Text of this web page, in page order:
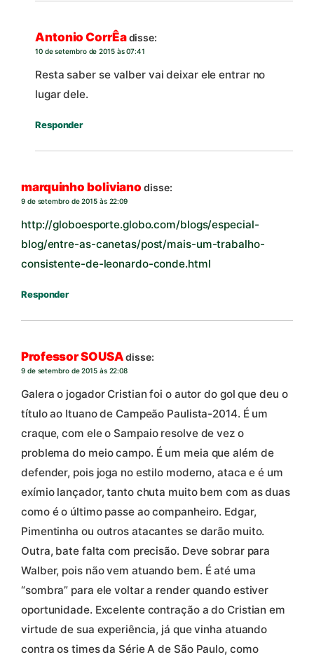
Antonio CorrÊadisse:
10 de setembro de 2015 às 07:41
Resta saber se valber vai deixar ele entrar no
lugar dele.
Responder
marquinho boliviano disse:
9 de setembro de 2015 às 22:09
http://globoesporte.globo.com/blogs/especial-
blog/entre-as-canetas/post/mais-um-trabalho-
consistente-de-leonardo-conde.html
Responder
Professor SOUSA disse:
9 de setembro de 2015 às 22:08
Galera o jogador Cristian foi o autor do gol que deu o
título ao Ituano de Campeão Paulista-2014. É um
craque, com ele o Sampaio resolve de vez o
problema do meio campo. É um meia que além de
defender, pois joga no estilo moderno, ataca e é um
exímio lançador, tanto chuta muito bem com as duas
como é o último passe ao companheiro. Edgar,
Pimentinha ou outros atacantes se darão muito.
Outra, bate falta com precisão. Deve sobrar para
Walber, pois não vem atuando bem. É até uma
“sombra” para ele voltar a render quando estiver
oportunidade. Excelente contração a do Cristian em
virtude de sua experiência, já que vinha atuando
contra os times da Série A de São Paulo, como